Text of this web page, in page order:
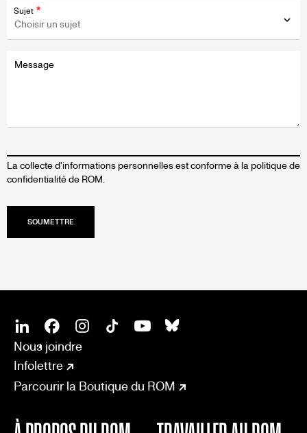
Sujet
Message
La collecte d'informations personnelles est conforme à la politique de
confidentialité de ROM.
SOCIAL
LinkedinFacebookInstagram
CONNECT
Nous joindre
Infolettre
Parcourir la Boutique du ROM